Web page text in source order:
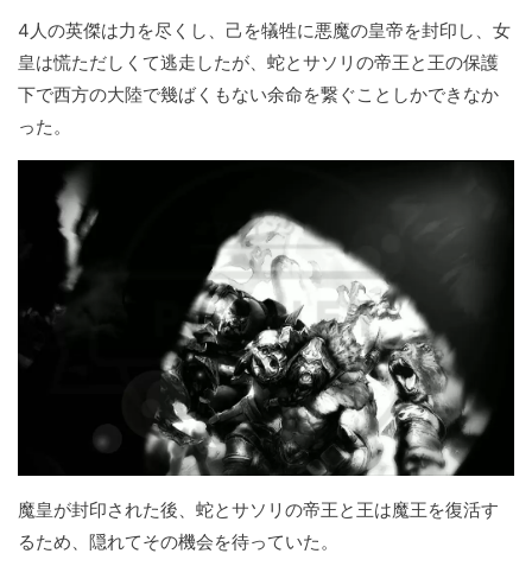
4人の英傑は力を尽くし、己を犠牲に悪魔の皇帝を封印し、女
皇は慌ただしくて逃走したが、蛇とサソリの帝王と王の保護
下で西方の大陸で幾ばくもない余命を繋ぐことしかできなか
った。
魔皇が封印された後、蛇とサソリの帝王と王は魔王を復活す
るため、隠れてその機会を待っていた。